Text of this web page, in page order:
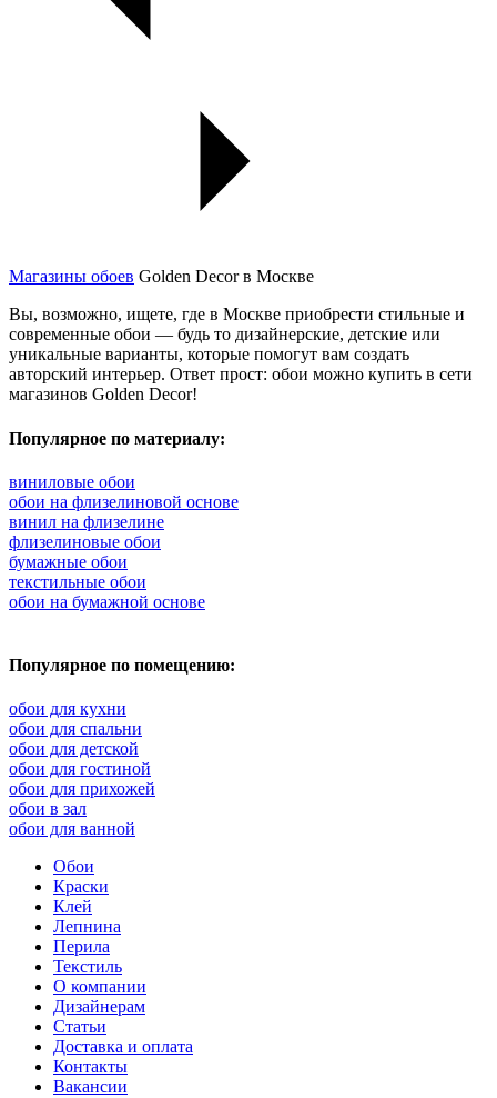
Магазины обоев Golden Decor в Москве
Вы, возможно, ищете, где в Москве приобрести стильные и
современные обои — будь то дизайнерские, детские или
уникальные варианты, которые помогут вам создать
авторский интерьер. Ответ прост: обои можно купить в сети
магазинов Golden Decor!
Популярное по материалу:
виниловые обои
обои на флизелиновой основе
винил на флизелине
флизелиновые обои
бумажные обои
текстильные обои
обои на бумажной основе
Популярное по помещению:
обои для кухни
обои для спальни
обои для детской
обои для гостиной
обои для прихожей
обои в зал
обои для ванной
Обои
Краски
Клей
Лепнина
Перила
Текстиль
О компании
Дизайнерам
Статьи
Доставка и оплата
Контакты
Вакансии